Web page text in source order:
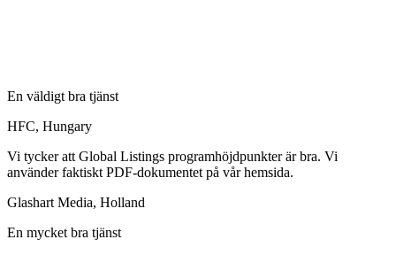
En väldigt bra tjänst
HFC, Hungary
Vi tycker att Global Listings programhöjdpunkter är bra. Vi
använder faktiskt PDF-dokumentet på vår hemsida.
Glashart Media, Holland
En mycket bra tjänst